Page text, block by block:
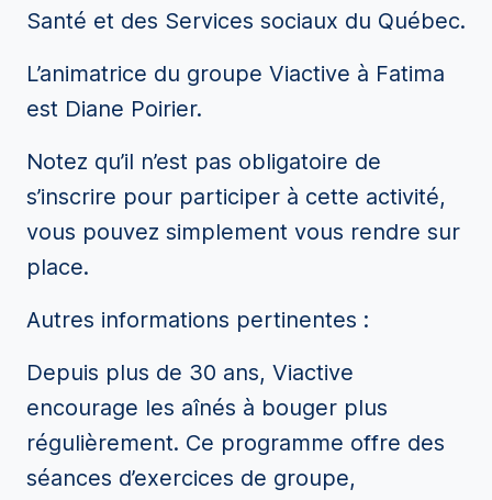
Santé et des Services sociaux du Québec.
L’animatrice du groupe Viactive à Fatima
est Diane Poirier.
Notez qu’il n’est pas obligatoire de
s’inscrire pour participer à cette activité,
vous pouvez simplement vous rendre sur
place.
Autres informations pertinentes :
Depuis plus de 30 ans, Viactive
encourage les aînés à bouger plus
régulièrement. Ce programme offre des
séances d’exercices de groupe,